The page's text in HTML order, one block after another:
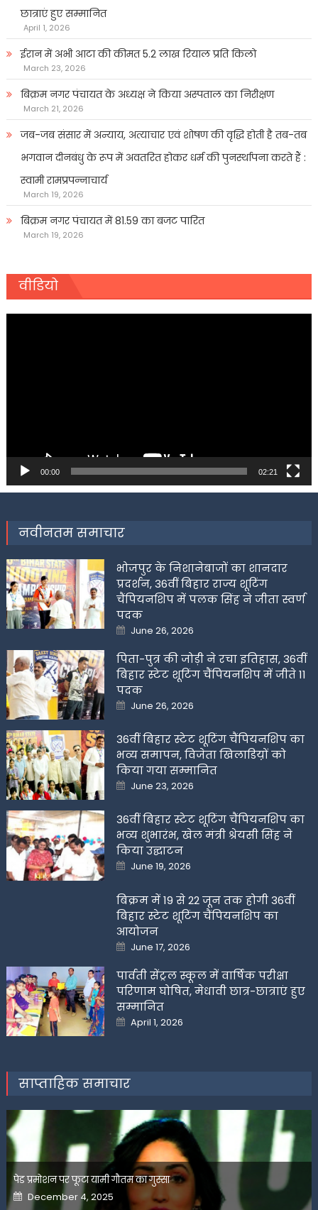
छात्राएं हुए सम्मानित
April 1, 2026
ईरान में अभी आटा की कीमत 5.2 लाख रियाल प्रति किलो
March 23, 2026
बिक्रम नगर पंचायत के अध्यक्ष ने किया अस्पताल का निरीक्षण
March 21, 2026
जब-जब संसार में अन्याय, अत्याचार एवं शोषण की वृद्धि होती है तब-तब
भगवान दीनबंधु के रूप में अवतरित होकर धर्म की पुनर्स्थापना करते हैं :
स्वामी रामप्रपन्नाचार्य
March 19, 2026
बिक्रम नगर पंचायत में 81.59 का बजट पारित
March 19, 2026
वीडियो
00:00 02:21
नवीनतम समाचार
भोजपुर के निशानेबाजों का शानदार
प्रदर्शन, 36वीं बिहार राज्य शूटिंग
चैंपियनशिप में पलक सिंह ने जीता स्वर्ण
पदक
Posted
on
June 26, 2026
पिता-पुत्र की जोड़ी ने रचा इतिहास, 36वीं
बिहार स्टेट शूटिंग चैंपियनशिप में जीते 11
पदक
Posted
on
June 26, 2026
36वीं बिहार स्टेट शूटिंग चैंपियनशिप का
भव्य समापन, विजेता खिलाडिय़ों को
किया गया सम्मानित
Posted
on
June 23, 2026
36वीं बिहार स्टेट शूटिंग चैंपियनशिप का
भव्य शुभारंभ, खेल मंत्री श्रेयसी सिंह ने
किया उद्घाटन
Posted
on
June 19, 2026
बिक्रम में 19 से 22 जून तक होगी 36वीं
बिहार स्टेट शूटिंग चैंपियनशिप का
आयोजन
Posted
on
June 17, 2026
पार्वती सेंट्रल स्कूल में वार्षिक परीक्षा
परिणाम घोषित, मेधावी छात्र-छात्राएं हुए
सम्मानित
Posted
on
April 1, 2026
साप्ताहिक समाचार
पेड प्रमोशन पर फूटा यामी गौतम का गुस्सा
Posted
on
December 4, 2025